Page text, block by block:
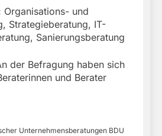
Organisations- und
Strategieberatung, IT-
Sanierungsberatung
der Befragung haben sich
und Berater
Unternehmensberatungen BDU